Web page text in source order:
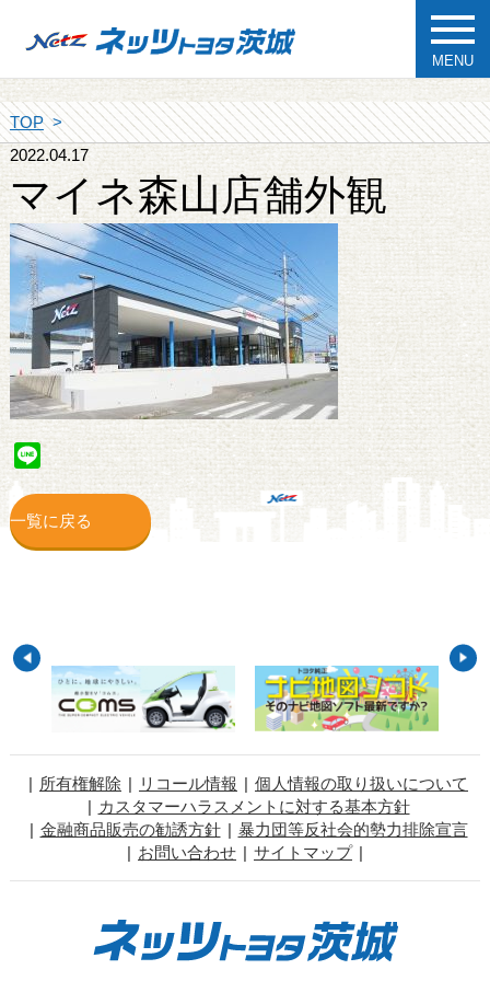
MENU
TOP
2022.04.17
マイネ森山店舗外観
Line
一覧に戻る
所有権解除 リコール情報
個人情報の取り扱いについて
カスタマーハラスメントに対する基本方針
金融商品販売の勧誘方針
暴力団等反社会的勢力排除宣言
お問い合わせ
サイトマップ